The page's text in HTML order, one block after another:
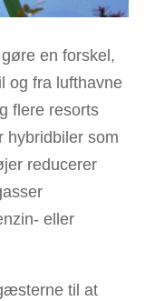
en forskel,
og fra lufthavne
flere resorts
hybridbiler som
reducerer
eller
til at